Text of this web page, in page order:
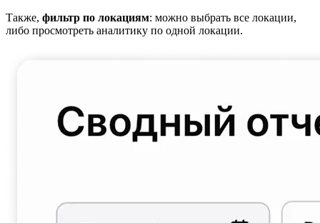
Также, фильтр по локациям: можно выбрать все локации,
либо просмотреть аналитику по одной локации.